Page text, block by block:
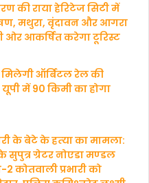
की राया हेरिटेज सिटी में
मथुरा, वृंदावन और आगरा
ओर आकर्षित करेगा टूरिस्ट
मिलेगी ऑर्बिटल रेल की
में 90 किमी का होगा
के बेटे के हत्‍या का मामला:
सुपुत्र ग्रेटर नोएडा मण्‍डल
2 कोतवाली प्रभारी को